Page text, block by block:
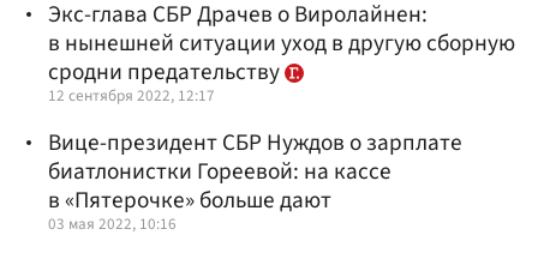
Экс-глава СБР Драчев о Виролайнен:
в нынешней ситуации уход в другую сборную
сродни предательству
12 сентября 2022, 12:17
Вице-президент СБР Нуждов о зарплате
биатлонистки Гореевой: на кассе
в «Пятерочке» больше дают
03 мая 2022, 10:16